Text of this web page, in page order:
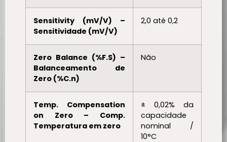
Sensitivity (mV/V) –
Sensitividade (mV/V)
2,0 até 0,2
Zero Balance (%F.S) –
Balanceamento de
Zero (%C.n)
Não
Temp. Compensation
on Zero – Comp.
Temperatura em zero
± 0,02% da
capacidade
nominal /
10°C